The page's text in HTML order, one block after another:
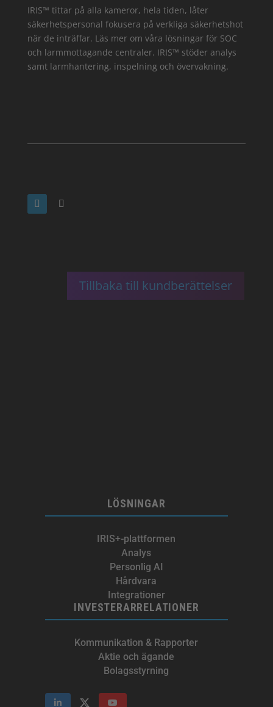
IRIS™ tittar på alla kameror, hela tiden, låter
säkerhetspersonal fokusera på verkliga säkerhetshot
när de inträffar. Läs mer om våra lösningar för SOC
och larmmottagande centraler. IRIS™ stöder analys
samt larmhantering, inspelning och övervakning.
Tillbaka till kundberättelser
LÖSNINGAR
IRIS+-plattformen
Analys
Personlig AI
Hårdvara
Integrationer
INVESTERARRELATIONER
Kommunikation & Rapporter
Aktie och ägande
Bolagsstyrning